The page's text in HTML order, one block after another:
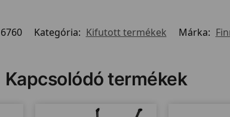
6760 Kategória: Kifutott termékek Márka:
Kapcsolódó termékek